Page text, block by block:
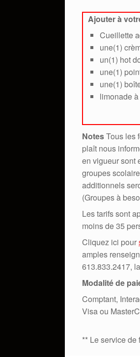
Ajouter à
Cueillette
une(1)
un(1) hot
une(1)
une(1)
limonade
NotesTous les
plaît nous
en vigueur sont
groupes
additionnels
(Groupes à
Les tarifs sont
moins de 35
Cliquez ici pour
amples
613.833.2417,
Modalité de
Comptant,
Visa ou
** Le service